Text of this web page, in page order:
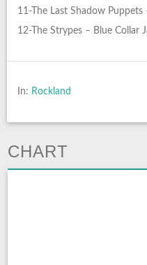
11-The Last Shadow
12-The Strypes – Blue Collar
In: Rockland
CHART